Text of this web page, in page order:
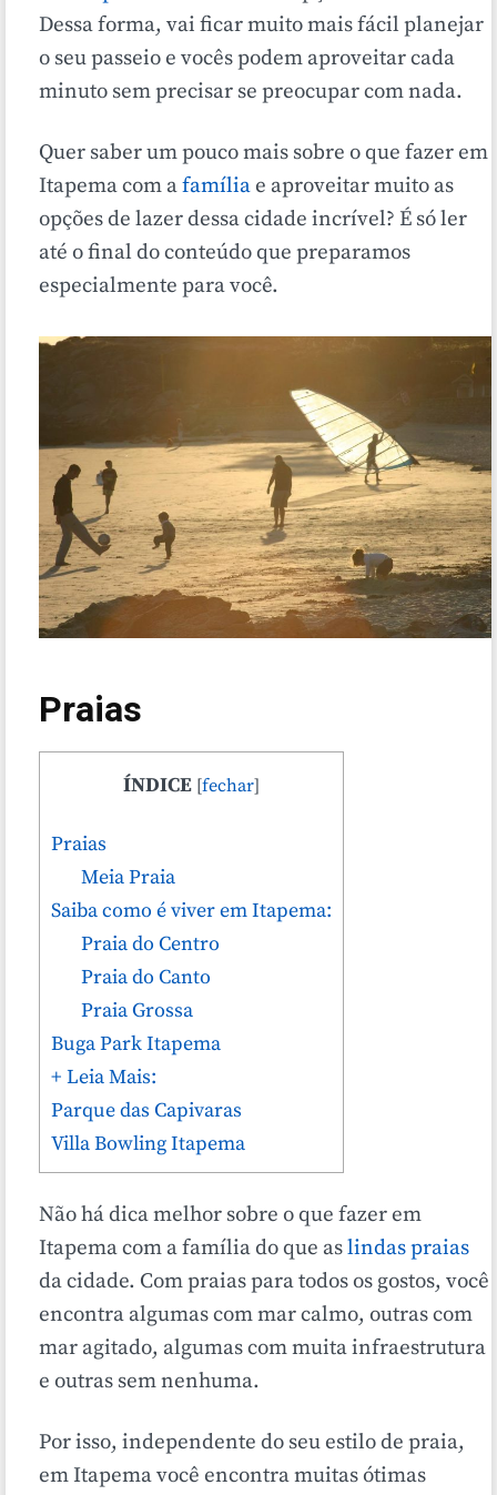
Dessa forma, vai ficar muito mais fácil planejar
o seu passeio e vocês podem aproveitar cada
minuto sem precisar se preocupar com nada.
Quer saber um pouco mais sobre o que fazer em
Itapema com afamília e aproveitar muito as
opções de lazer dessa cidade incrível? É só ler
até o final do conteúdo que preparamos
especialmente para você.
Praias
ÍNDICE [fechar]
Praias
Meia Praia
Saiba como é viver em Itapema:
Praia do Centro
Praia do Canto
Praia Grossa
Buga Park Itapema
+ Leia Mais:
Parque das Capivaras
Villa Bowling Itapema
Não há dica melhor sobre o que fazer em
Itapema com a família do que aslindas praias
da cidade. Com praias para todos os gostos, você
encontra algumas com mar calmo, outras com
mar agitado, algumas com muita infraestrutura
e outras sem nenhuma.
Por isso, independente do seu estilo de praia,
em Itapema você encontra muitas ótimas